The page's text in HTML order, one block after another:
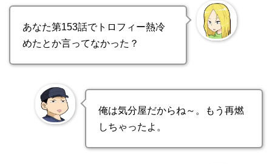
あなた第153話でトロフィー熱冷
めたとか言ってなかった？
俺は気分屋だからね～。もう再燃
しちゃったよ。